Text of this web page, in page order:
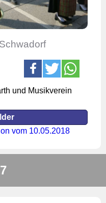
Schwadorf
und Musikverein
vom 10.05.2018